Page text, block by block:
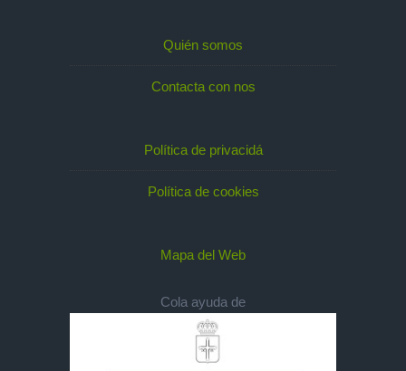
Quién somos
Contacta con nos
Política de privacidá
Política de cookies
Mapa del Web
Cola ayuda de